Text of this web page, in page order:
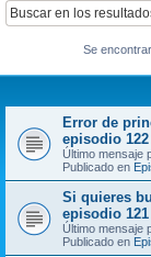
Se
Error de
episodio 122
Último mensaje
Publicado en
Si quieres
episodio 121
Último mensaje
Publicado en